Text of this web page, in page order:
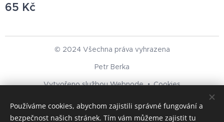
65 Kč
© 2024 Všechna práva vyhrazena
Petr Berka
Vytvořeno službouWebnode Cookies
Jazyky
Používáme cookies, abychom zajistili správné fungování a
bezpečnost našich stránek. Tím vám můžeme zajistit tu